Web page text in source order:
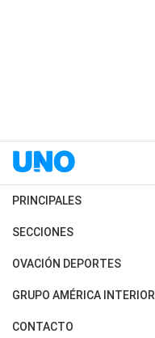
PRINCIPALES
Últimas Noticias
Política
Judiciales
SECCIONES
Horóscopo
Motores
OVACIÓN DEPORTES
Fútbol
Mundial
GRUPO AMÉRICA INTERIOR
Canal 7 en Vivo
CONTACTO